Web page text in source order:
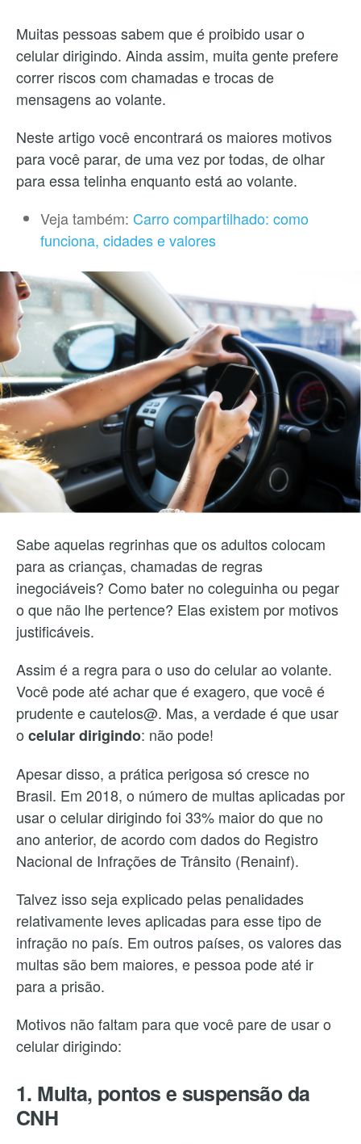
Muitas pessoas sabem que é proibido usar o
celular dirigindo. Ainda assim, muita gente prefere
correr riscos com chamadas e trocas de
mensagens ao volante.
Neste artigo você encontrará os maiores motivos
para você parar, de uma vez por todas, de olhar
para essa telinha enquanto está ao volante.
Veja também: Carro compartilhado: como
funciona, cidades e valores
Sabe aquelas regrinhas que os adultos colocam
para as crianças, chamadas de regras
inegociáveis? Como bater no coleguinha ou pegar
o que não lhe pertence? Elas existem por motivos
justificáveis.
Assim é a regra para o uso do celular ao volante.
Você pode até achar que é exagero, que você é
prudente e cautelos@. Mas, a verdade é que usar
o celular dirigindo: não pode!
Apesar disso, a prática perigosa só cresce no
Brasil. Em 2018, o número de multas aplicadas por
usar o celular dirigindo foi 33% maior do que no
ano anterior, de acordo com dados do Registro
Nacional de Infrações de Trânsito (Renainf).
Talvez isso seja explicado pelas penalidades
relativamente leves aplicadas para esse tipo de
infração no país. Em outros países, os valores das
multas são bem maiores, e pessoa pode até ir
para a prisão.
Motivos não faltam para que você pare de usar o
celular dirigindo:
1. Multa, pontos e suspensão da
CNH